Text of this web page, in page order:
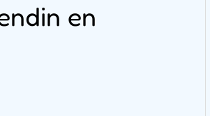
en